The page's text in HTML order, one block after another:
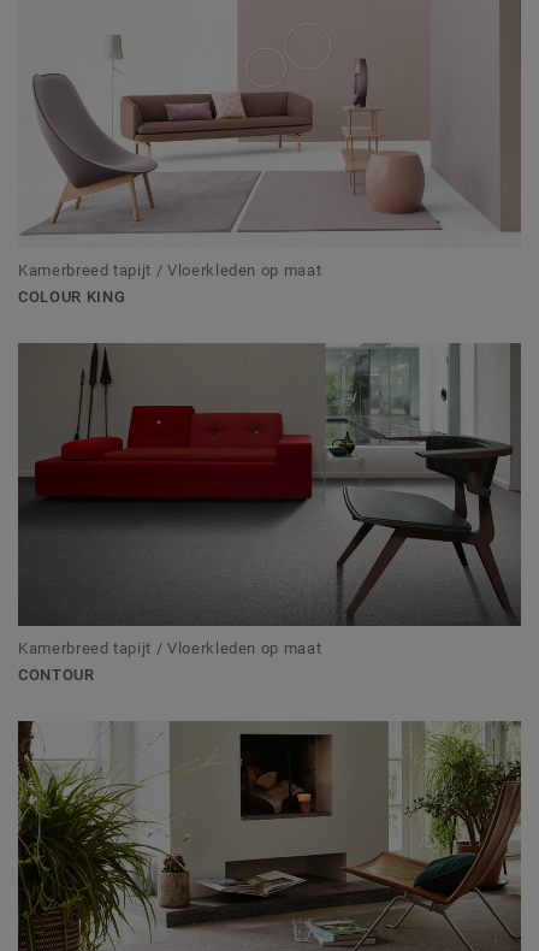
Kamerbreed tapijt / Vloerkleden op maat
COLOUR KING
Kamerbreed tapijt / Vloerkleden op maat
CONTOUR